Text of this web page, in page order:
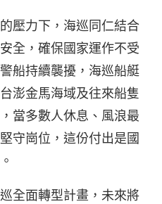
壓力下，海巡同仁結合
全，確保國家運作不受
船持續襲擾，海巡船艇
澎金馬海域及往來船隻
當多數人休息、風浪最
守崗位，這份付出是國
全面轉型計畫，未來將